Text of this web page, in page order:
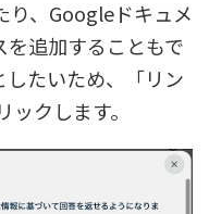
り、Googleドキュメ
を追加することもで
したいため、「リン
クします。